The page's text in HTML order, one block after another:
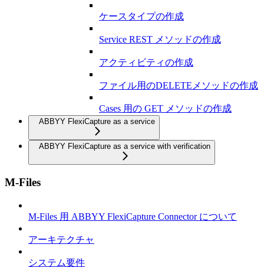
ケースタイプの作成
Service REST メソッドの作成
アクティビティの作成
ファイル用のDELETEメソッドの作成
Cases 用の GET メソッドの作成
ABBYY FlexiCapture as a service
ABBYY FlexiCapture as a service with verification
M-Files
M-Files 用 ABBYY FlexiCapture Connector について
アーキテクチャ
システム要件